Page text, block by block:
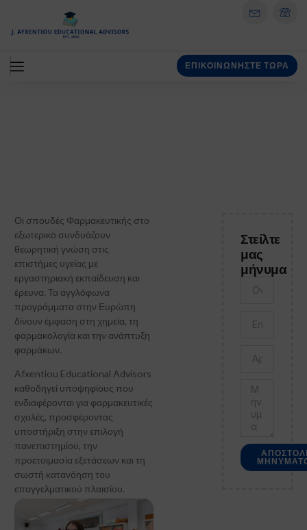
ΕΠΙΚΟΙΝΩΝΗΣΤΕ ΤΩΡΑ
Οι σπουδές Φαρμακευτικής στο
εξωτερικό συνδυάζουν
θεωρητική γνώση στις
επιστήμες υγείας με
εργαστηριακή εκπαίδευση και
έρευνα. Τα αγγλόφωνα
προγράμματα στην Ευρώπη
δίνουν έμφαση στη χημεία, τη
φαρμακολογία και την ανάπτυξη
φαρμάκων.
Afxentiou Educational Advisors
καθοδηγεί υποψηφίους που
ενδιαφέρονται για φαρμακευτικές
σχολές, προσφέροντας
υποστήριξη στην επιλογή
πανεπιστημίου, την
προετοιμασία εξετάσεων και τη
σωστή κατανόηση του
επαγγελματικού πλαισίου.
Στείλτε
μας
μήνυμα